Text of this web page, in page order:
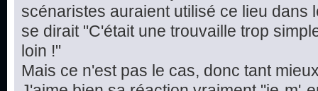
scénaristes auraient utilisé ce lieu dans
se dirait "C'était une trouvaille trop
loin !"
Mais ce n'est pas le cas, donc tant